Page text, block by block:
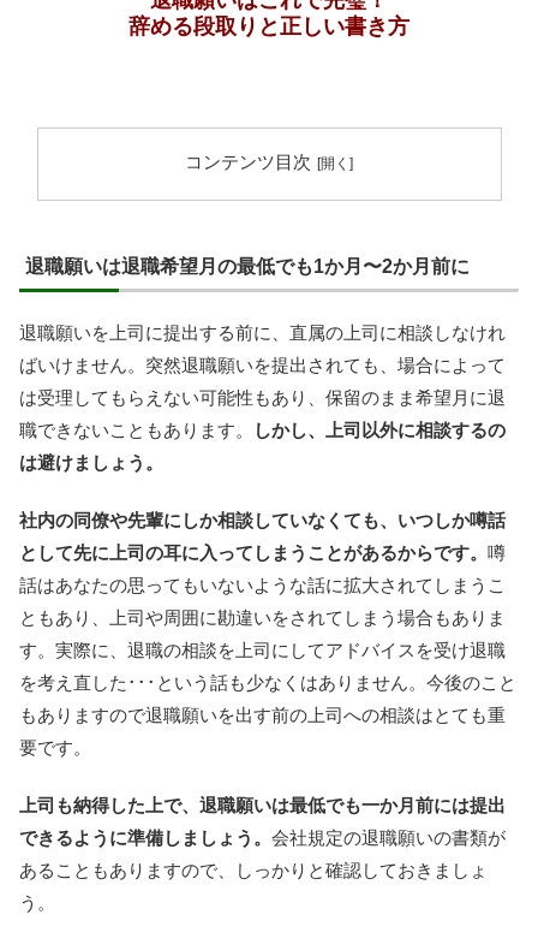
辞める段取りと正しい書き方
コンテンツ目次
退職願いは退職希望月の最低でも1か月〜2か月前に
退職願いを上司に提出する前に、直属の上司に相談しなけれ
ばいけません。突然退職願いを提出されても、場合によって
は受理してもらえない可能性もあり、保留のまま希望月に退
職できないこともあります。
しかし、上司以外に相談するの
は避けましょう。
社内の同僚や先輩にしか相談していなくても、いつしか噂話
として先に上司の耳に入ってしまうことがあるからです。 噂
話はあなたの思ってもいないような話に拡大されてしまうこ
ともあり、上司や周囲に勘違いをされてしまう場合もありま
す。実際に、退職の相談を上司にしてアドバイスを受け退職
を考え直した･･･という話も少なくはありません。今後のこと
もありますので退職願いを出す前の上司への相談はとても重
要です。
上司も納得した上で、退職願いは最低でも一か月前には提出
できるように準備しましょう。 会社規定の退職願いの書類が
あることもありますので、しっかりと確認しておきましょ
う。